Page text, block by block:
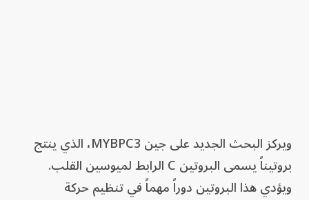
ويركز البحث الجديد على جين MYBPC3، الذي ينتج
بروتيناً يسمى البروتين C الرابط لميوسين القلب.
ويؤدي هذا البروتين دوراً مهماً في تنظيم حركة